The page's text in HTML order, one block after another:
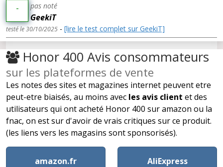
- pas noté
GeekiT
testé le 30/10/2025 - [lire le test complet sur GeekiT]
Honor 400 Avis consommateurs
sur les plateformes de vente
Les notes des sites et magazines internet peuvent etre
peut-etre biaisés, au moins avec les avis client et des
utilisateurs qui ont acheté Honor 400 sur amazon ou la
fnac, on est sur d'avoir de vrais critiques sur ce produit.
(les liens vers les magasins sont sponsorisés).
amazon.fr AliExpress